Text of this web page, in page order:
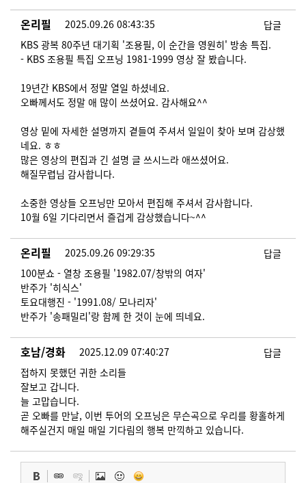
온리필 2025.09.26 08:43:35
답글
KBS 광복 80주년 대기획 '조용필, 이 순간을 영원히' 방송 특집.
- KBS 조용필 특집 오프닝 1981-1999 영상 잘 봤습니다.
19년간 KBS에서 정말 열일 하셨네요.
오빠께서도 정말 애 많이 쓰셨어요. 감사해요^^
영상 밑에 자세한 설명까지 곁들여 주셔서 일일이 찾아 보며 감상했
네요. ㅎㅎ
많은 영상의 편집과 긴 설명 글 쓰시느라 애쓰셨어요.
해질무렵님 감사합니다.
소중한 영상들 오프닝만 모아서 편집해 주셔서 감사합니다.
10월 6일 기다리면서 즐겁게 감상했습니다~^^
온리필 2025.09.26 09:29:35
답글
100분쇼 - 열창 조용필 '1982.07/창밖의 여자'
반주가 '히식스'
토요대행진 - '1991.08/ 모나리자'
반주가 '송패밀리'랑 함께 한 것이 눈에 띄네요.
호남/경화 2025.12.09 07:40:27
답글
접하지 못했던 귀한 소리들
잘보고 갑니다.
늘 고맙습니다.
​​​​​​곧 오빠를 만날, 이번 투어의 오프닝은 무슨곡으로 우리를 황홀하게
해주실건지 매일 매일 기다림의 행복 만끽하고 있습니다.